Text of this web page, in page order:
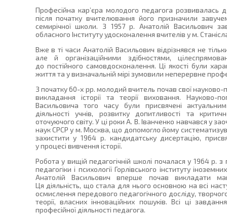
Професійна кар’єра молодого педагога розвивалась
після початку вчителювання його призначили
семирічної школи. З 1957 р. Анатолій Васильович
обласного Інституту удосконалення вчителів у м.
Вже в ті часи Анатолій Васильович відрізнявся не
але й організаційними здібностями,
до постійного самовдосконалення. Ці якості були
життя та у визначальній мірі зумовили неперервне
З початку 60-х рр. молодий вчитель почав свої науково-
викладання історії та теорії виховання. Науково-
Васильовича того часу були присвячені
діяльності учнів, розвитку допитливості та
оточуючого світу. У ці роки А. В. Іванченко навчався у
наук СРСР у м. Москва, що допомогло йому
захистити у 1964 р. кандидатську дисертацію,
у процесі вивчення історії.
Робота у вищій педагогічній школі почалася у 1964
педагогіки і психології Горлівського інституту
Анатолій Васильович вперше почав викладати
Ця діяльність, що стала для нього основною на всі
осмислення передового педагогічного досліду,
теорії, власних інноваційних пошуків. Всі ці
професійної діяльності педагога.